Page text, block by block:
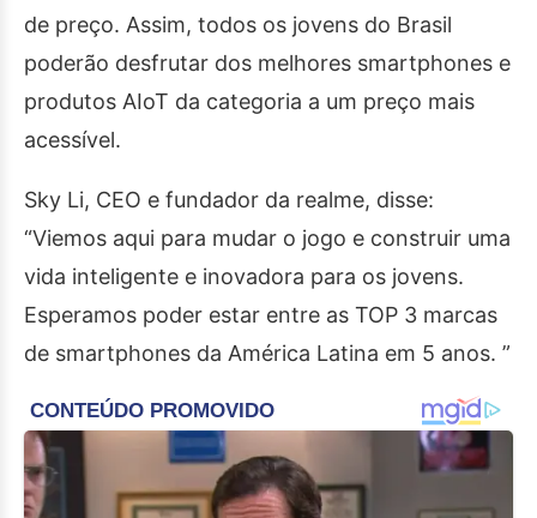
de preço. Assim, todos os jovens do Brasil
poderão desfrutar dos melhores smartphones e
produtos AIoT da categoria a um preço mais
acessível.
Sky Li, CEO e fundador da realme, disse:
“Viemos aqui para mudar o jogo e construir uma
vida inteligente e inovadora para os jovens.
Esperamos poder estar entre as TOP 3 marcas
de smartphones da América Latina em 5 anos. ”